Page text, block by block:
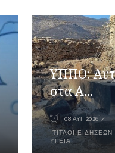
ΥΠΠΟ:
στα Α...
08 ΑΥΓ 2026
ΤΊΤΛΟΙ ΕΙΔΉΣΕΩΝ
ΥΓΕΊΑ